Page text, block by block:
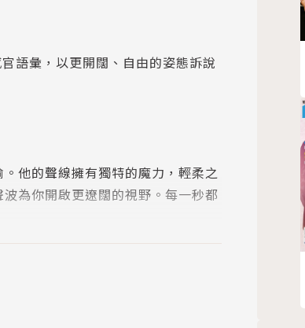
語彙，以更開闊、自由的姿態訴說
他的聲線擁有獨特的魔力，輕柔之
為你開啟更遼闊的視野。每一秒都
。當人生需要休息與重整，如何
邀訪文化、飲食、睡眠、物理治療